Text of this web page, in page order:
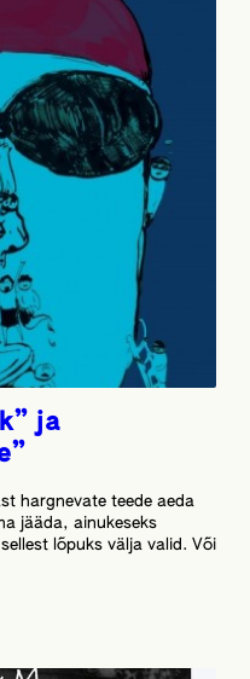
ja
hargnevate teede aeda
jääda, ainukeseks
lõpuks välja valid. Või